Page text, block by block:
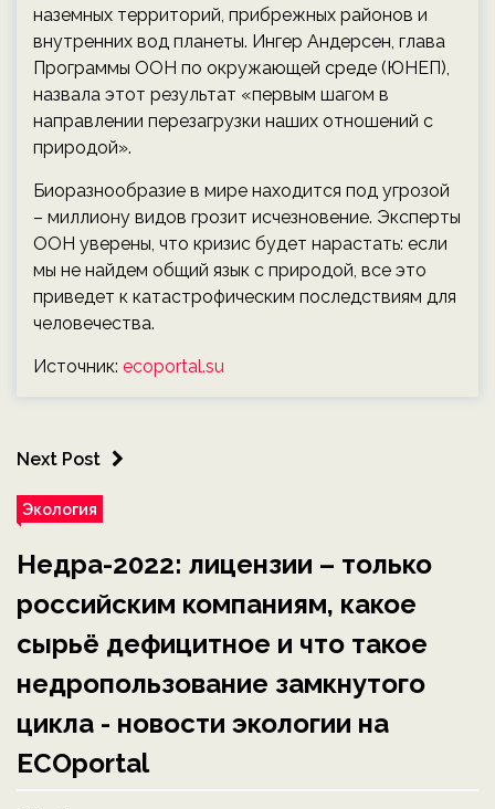
наземных территорий, прибрежных районов и
внутренних вод планеты. Ингер Андерсен, глава
Программы ООН по окружающей среде (ЮНЕП),
назвала этот результат «первым шагом в
направлении перезагрузки наших отношений с
природой».
Биоразнообразие в мире находится под угрозой
– миллиону видов грозит исчезновение. Эксперты
ООН уверены, что кризис будет нарастать: если
мы не найдем общий язык с природой, все это
приведет к катастрофическим последствиям для
человечества.
Источник: ecoportal.su
Next Post
Экология
Недра-2022: лицензии – только
российским компаниям, какое
сырьё дефицитное и что такое
недропользование замкнутого
цикла - новости экологии на
ECOportal